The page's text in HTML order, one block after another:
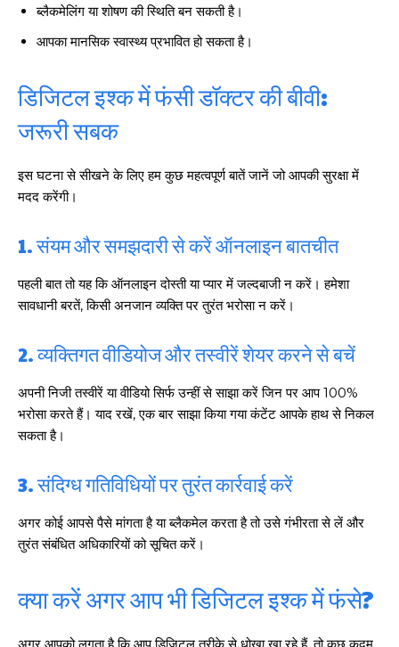
ब्लैकमेलिंग या शोषण की स्थिति बन सकती है।
आपका मानसिक स्वास्थ्य प्रभावित हो सकता है।
डिजिटल इश्क में फंसी डॉक्टर की बीवी:
जरूरी सबक
इस घटना से सीखने के लिए हम कुछ महत्वपूर्ण बातें जानें जो आपकी सुरक्षा में
मदद करेंगी।
1. संयम और समझदारी से करें ऑनलाइन बातचीत
पहली बात तो यह कि ऑनलाइन दोस्ती या प्यार में जल्दबाजी न करें। हमेशा
सावधानी बरतें, किसी अनजान व्यक्ति पर तुरंत भरोसा न करें।
2. व्यक्तिगत वीडियोज और तस्वीरें शेयर करने से बचें
अपनी निजी तस्वीरें या वीडियो सिर्फ उन्हीं से साझा करें जिन पर आप 100%
भरोसा करते हैं। याद रखें, एक बार साझा किया गया कंटेंट आपके हाथ से निकल
सकता है।
3. संदिग्ध गतिविधियों पर तुरंत कार्रवाई करें
अगर कोई आपसे पैसे मांगता है या ब्लैकमेल करता है तो उसे गंभीरता से लें और
तुरंत संबंधित अधिकारियों को सूचित करें।
क्या करें अगर आप भी डिजिटल इश्क में फंसे?